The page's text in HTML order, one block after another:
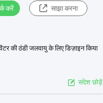
करें साझा करना
की ठंडी जलवायु के लिए डिज़ाइन किया
संदेश छोड़ें